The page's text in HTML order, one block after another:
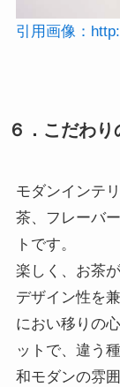
引用画像：
６．こだわ
モダンインテ
茶、フレーバ
トです。
楽しく、お茶
デザイン性を
におい移りの
ットで、違う
和モダンの雰